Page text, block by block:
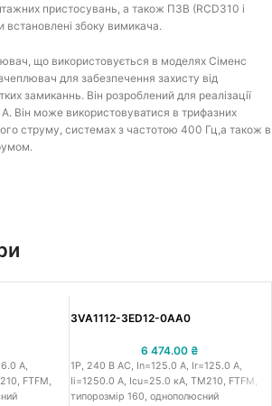
пристосувань, а також ПЗВ (RCD310 і
встановлені збоку вимикача.
що використовується в моделях Сіменс
для забезпечення захисту від
замиканнь. Він розроблений для реалізації
Він може використовуватися в трифазних
струму, системах з частотою 400 Гц,а також в
A,
FTFM,
3VA1112-3ED12-0AA0
6 474.00 ₴
1P, 240 В АС, In=125.0 A, Ir=125.0 A,
Iі=1250.0 A, Icu=25.0 кА, TM210, FTFM,
типорозмір 160, однополюсний